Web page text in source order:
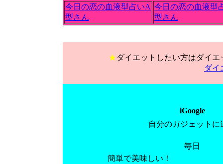
今日の恋の血液型占いA
型さん
今日の恋の血液型
型さん
★ダイエットしたい方はダイ
ダイ
iGoogle
自分のガジェットに
毎日
簡単で美味しい！